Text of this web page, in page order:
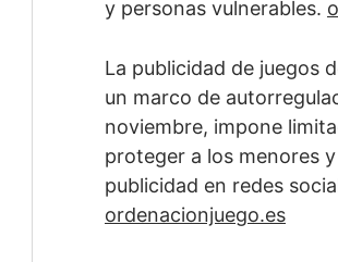
y personas vulnerables.
La publicidad de juegos
un marco de
noviembre, impone
proteger a los menores
publicidad en redes
ordenacionjuego.es